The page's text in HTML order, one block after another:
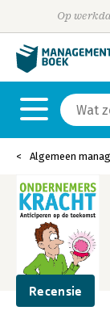
Op
Algemeen
Recensie